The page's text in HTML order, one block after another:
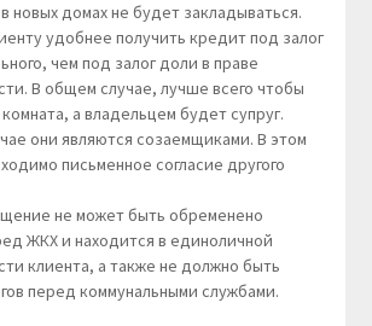
новых домах не будет закладываться.
удобнее получить кредит под залог
чем под залог доли в праве
В общем случае, лучше всего чтобы
а владельцем будет супруг.
они являются созаемщиками. В этом
письменное согласие другого
не может быть обременено
ЖКХ и находится в единоличной
клиента, а также не должно быть
перед коммунальными службами.